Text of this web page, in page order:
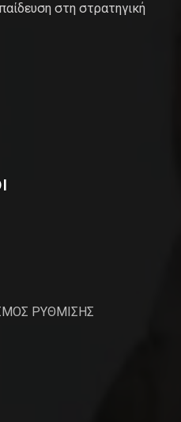
στη στρατηγική
ΡΥΘΜΙΣΗΣ